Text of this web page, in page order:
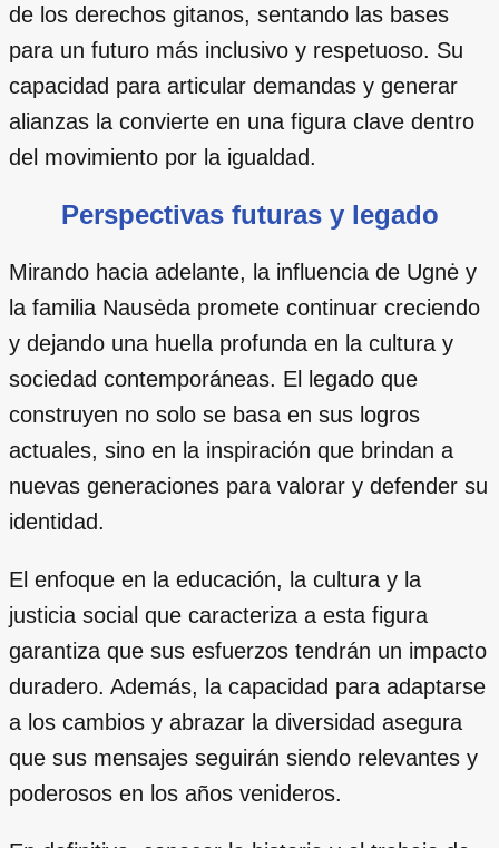
de los derechos gitanos, sentando las bases
para un futuro más inclusivo y respetuoso. Su
capacidad para articular demandas y generar
alianzas la convierte en una figura clave dentro
del movimiento por la igualdad.
Perspectivas futuras y legado
Mirando hacia adelante, la influencia de Ugnė y
la familia Nausėda promete continuar creciendo
y dejando una huella profunda en la cultura y
sociedad contemporáneas. El legado que
construyen no solo se basa en sus logros
actuales, sino en la inspiración que brindan a
nuevas generaciones para valorar y defender su
identidad.
El enfoque en la educación, la cultura y la
justicia social que caracteriza a esta figura
garantiza que sus esfuerzos tendrán un impacto
duradero. Además, la capacidad para adaptarse
a los cambios y abrazar la diversidad asegura
que sus mensajes seguirán siendo relevantes y
poderosos en los años venideros.